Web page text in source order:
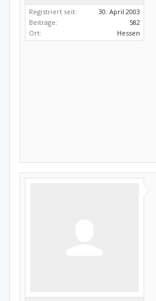
Registriert seit:
30. April 2003
Beiträge:
582
Ort:
Hessen